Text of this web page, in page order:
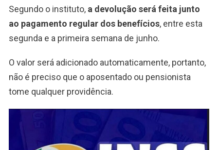
Segundo o instituto,a devolução será feita junto
ao pagamento regular dos benefícios, entre esta
segunda e a primeira semana de junho.
O valor será adicionado automaticamente, portanto,
não é preciso que o aposentado ou pensionista
tome qualquer providência.